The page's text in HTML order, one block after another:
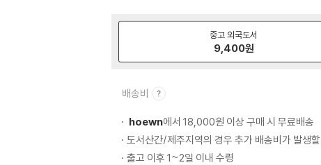
중고 외국도서
9,400원
배송비
hoewn에서 18,000원 이상 구매 시 무료배송
도서산간/제주지역의 경우 추가 배송비가 발생
출고 이후 1~2일 이내 수령